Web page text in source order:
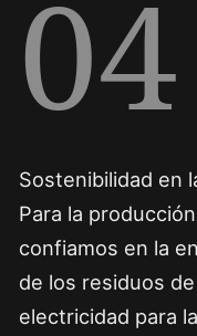
04
Sostenibilidad en
Para la
confiamos en la
de los residuos
electricidad para